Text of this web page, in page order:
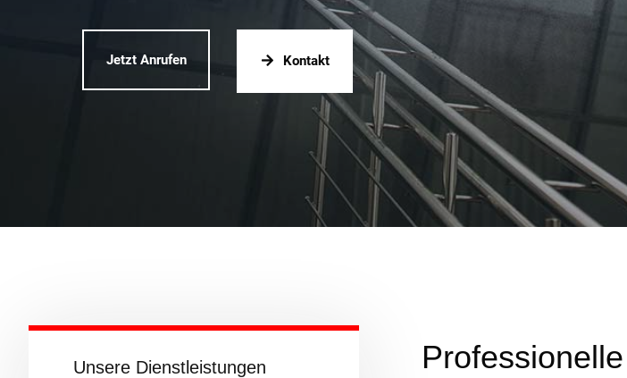
Jetzt Anrufen Kontakt
Unsere Dienstleistungen